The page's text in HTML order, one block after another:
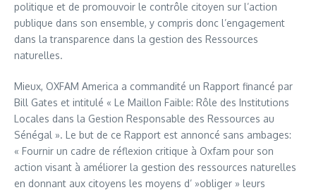
politique et de promouvoir le contrôle citoyen sur l’action
publique dans son ensemble, y compris donc l’engagement
dans la transparence dans la gestion des Ressources
naturelles.
Mieux, OXFAM America a commandité un Rapport financé par
Bill Gates et intitulé « Le Maillon Faible: Rôle des Institutions
Locales dans la Gestion Responsable des Ressources au
Sénégal ». Le but de ce Rapport est annoncé sans ambages:
« Fournir un cadre de réflexion critique à Oxfam pour son
action visant à améliorer la gestion des ressources naturelles
en donnant aux citoyens les moyens d’ »obliger » leurs